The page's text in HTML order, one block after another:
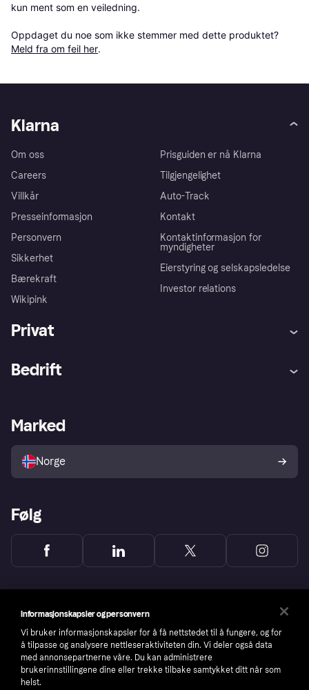
kun ment som en veiledning.
Oppdaget du noe som ikke stemmer med dette produktet?
Meld fra om feil her.
Klarna
Om oss
Careers
Villkår
Presseinformasjon
Personvern
Sikkerhet
Bærekraft
Wikipink
Prisguiden er nå Klarna
Tilgjengelighet
Auto-Track
Kontakt
Kontaktinformasjon for
myndigheter
Eierstyring og selskapsledelse
Investor relations
Privat
Utforsk butikker
Bedrift
Merchant portal
Marked
Norge
Følg
Informasjonskapsler og personvern
Vi bruker informasjonskapsler for å få nettstedet til å fungere, og for
å tilpasse og analysere nettleseraktiviteten din. Vi deler også data
med annonsepartnerne våre. Du kan administrere
brukerinnstillingene dine eller trekke tilbake samtykket ditt når som
helst.